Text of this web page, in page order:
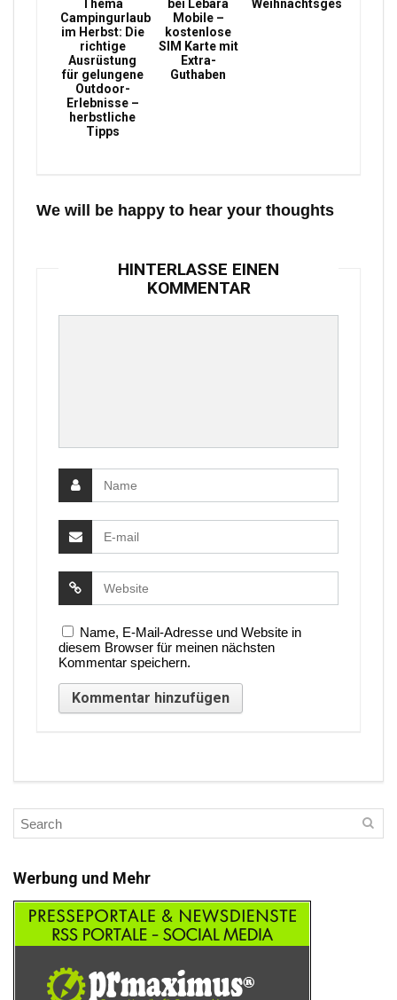
Thema
Campingurlaub
im Herbst: Die
richtige
Ausrüstung
für gelungene
Outdoor-
Erlebnisse –
herbstliche
Tipps
bei Lebara
Mobile –
kostenlose
SIM Karte mit
Extra-
Guthaben
Weihnachtsgeschenke
We will be happy to hear your thoughts
HINTERLASSE EINEN
KOMMENTAR
Name, E-Mail-Adresse und Website in
diesem Browser für meinen nächsten
Kommentar speichern.
Werbung und Mehr